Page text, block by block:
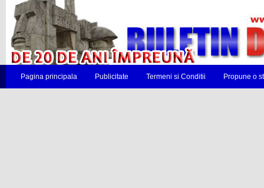
Pagina principala Publicitate Termeni si Conditii Propune o